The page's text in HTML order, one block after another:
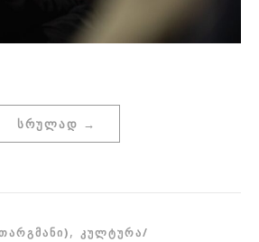
ᲡᲠᲣᲚᲐᲓ →
, ᲙᲣᲚᲢᲣᲠᲐ/